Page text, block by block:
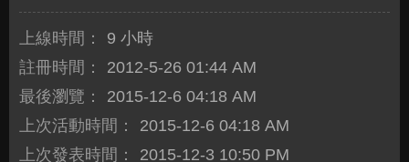
上線時間：
9 小時
註冊時間：
2012-5-26 01:44 AM
最後瀏覽：
2015-12-6 04:18 AM
上次活動時間：
2015-12-6 04:18 AM
上次發表時間：
2015-12-3 10:50 PM